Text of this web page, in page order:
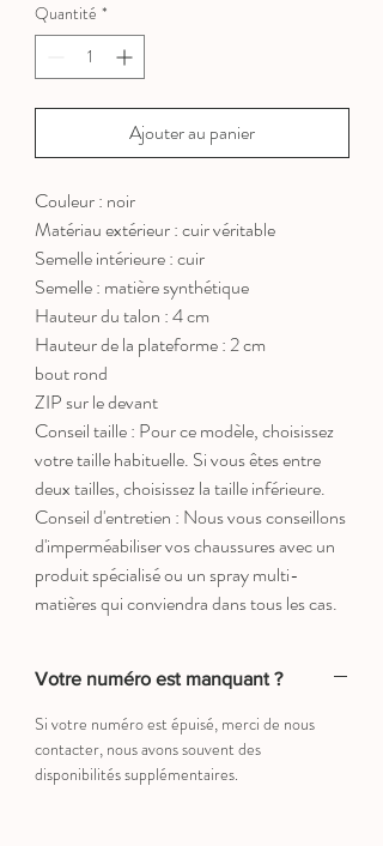
Quantité *
Ajouter au panier
Couleur : noir
Matériau extérieur : cuir véritable
Semelle intérieure : cuir
Semelle : matière synthétique
Hauteur du talon : 4 cm
Hauteur de la plateforme : 2 cm
bout rond
ZIP sur le devant
Conseil taille : Pour ce modèle, choisissez
votre taille habituelle. Si vous êtes entre
deux tailles, choisissez la taille inférieure.
Conseil d'entretien : Nous vous conseillons
d'imperméabiliser vos chaussures avec un
produit spécialisé ou un spray multi-
matières qui conviendra dans tous les cas.
Votre numéro est manquant ?
Si votre numéro est épuisé, merci de nous
contacter, nous avons souvent des
disponibilités supplémentaires.